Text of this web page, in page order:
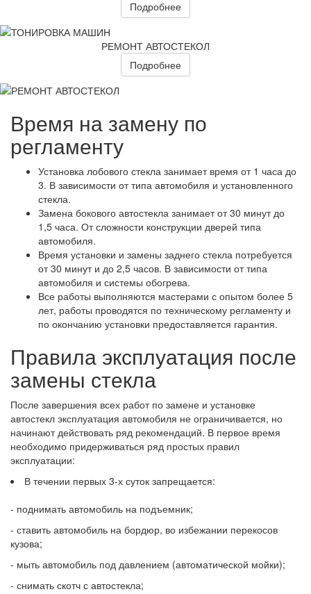
Подробнее
РЕМОНТ АВТОСТЕКОЛ
Подробнее
Время на замену по
регламенту
Установка лобового стекла занимает время от 1 часа до
3. В зависимости от типа автомобиля и установленного
стекла.
Замена бокового автостекла занимает от 30 минут до
1,5 часа. От сложности конструкции дверей типа
автомобиля.
Время установки и замены заднего стекла потребуется
от 30 минут и до 2,5 часов. В зависимости от типа
автомобиля и системы обогрева.
Все работы выполняются мастерами с опытом более 5
лет, работы проводятся по техническому регламенту и
по окончанию установки предоставляется гарантия.
Правила эксплуатация после
замены стекла
После завершения всех работ по замене и установке
автостекл эксплуатация автомобиля не ограничивается, но
начинают действовать ряд рекомендаций. В первое время
необходимо придерживаться ряд простых правил
эксплуатации:
В течении первых 3-х суток запрещается:
- поднимать автомобиль на подъемник;
- ставить автомобиль на бордюр, во избежании перекосов
кузова;
- мыть автомобиль под давлением (автоматической мойки);
- снимать скотч с автостекла;